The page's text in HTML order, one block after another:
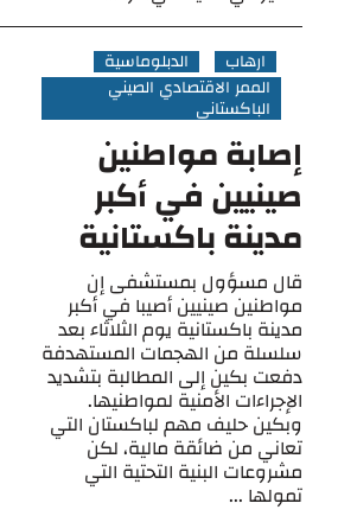
ارهاب
الدبلوماسية
الممر الاقتصادي الصيني
الباكستاني
إصابة مواطنين
صينيين في أكبر
مدينة باكستانية
قال مسؤول بمستشفى إن
مواطنين صينيين أصيبا في أكبر
مدينة باكستانية يوم الثلاثاء بعد
سلسلة من الهجمات المستهدفة
دفعت بكين إلى المطالبة بتشديد
الإجراءات الأمنية لمواطنيها.
وبكين حليف مهم لباكستان التي
تعاني من ضائقة مالية، لكن
مشروعات البنية التحتية التي
تمولها ...